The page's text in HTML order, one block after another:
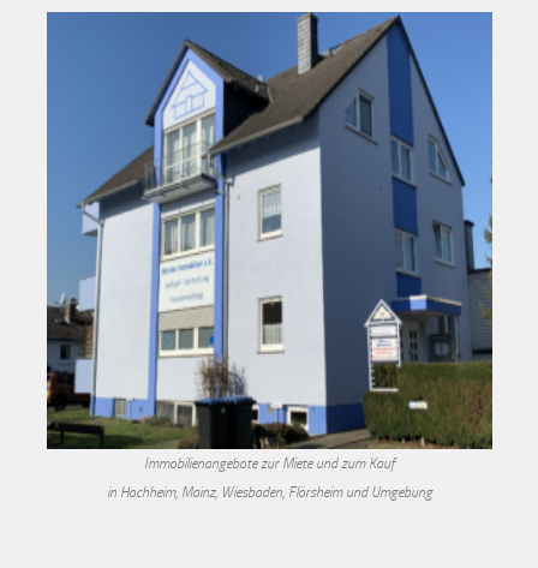
Immobilienangebote zur Miete und zum Kauf
in Hochheim, Mainz, Wiesbaden, Flörsheim und Umgebung